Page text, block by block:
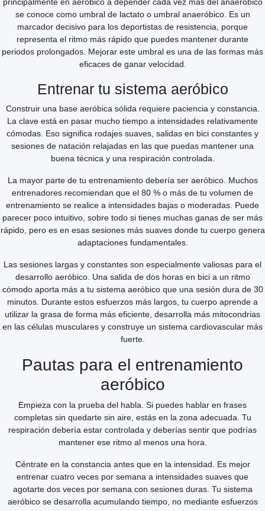
se conoce como umbral de lactato o umbral anaeróbico. Es un
marcador decisivo para los deportistas de resistencia, porque
representa el ritmo más rápido que puedes mantener durante
periodos prolongados. Mejorar este umbral es una de las formas más
eficaces de ganar velocidad.
Entrenar tu sistema aeróbico
Construir una base aeróbica sólida requiere paciencia y constancia.
La clave está en pasar mucho tiempo a intensidades relativamente
cómodas. Eso significa rodajes suaves, salidas en bici constantes y
sesiones de natación relajadas en las que puedas mantener una
buena técnica y una respiración controlada.
La mayor parte de tu entrenamiento debería ser aeróbico. Muchos
entrenadores recomiendan que el 80 % o más de tu volumen de
entrenamiento se realice a intensidades bajas o moderadas. Puede
parecer poco intuitivo, sobre todo si tienes muchas ganas de ser más
rápido, pero es en esas sesiones más suaves donde tu cuerpo genera
adaptaciones fundamentales.
Las sesiones largas y constantes son especialmente valiosas para el
desarrollo aeróbico. Una salida de dos horas en bici a un ritmo
cómodo aporta más a tu sistema aeróbico que una sesión dura de 30
minutos. Durante estos esfuerzos más largos, tu cuerpo aprende a
utilizar la grasa de forma más eficiente, desarrolla más mitocondrias
en las células musculares y construye un sistema cardiovascular más
fuerte.
Pautas para el entrenamiento
aeróbico
Empieza con la prueba del habla. Si puedes hablar en frases
completas sin quedarte sin aire, estás en la zona adecuada. Tu
respiración debería estar controlada y deberías sentir que podrías
mantener ese ritmo al menos una hora.
Céntrate en la constancia antes que en la intensidad. Es mejor
entrenar cuatro veces por semana a intensidades suaves que
agotarte dos veces por semana con sesiones duras. Tu sistema
aeróbico se desarrolla acumulando tiempo, no mediante esfuerzos